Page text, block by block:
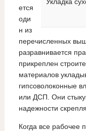
ется
оди
н из
перечисленных
разравнивается
прикреплен
материалов
гипсоволоконные
или ДСП. Они
надежности
Когда все рабочее